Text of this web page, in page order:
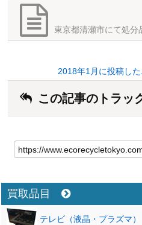
東京都清瀬市にて処分
2018年1月に投稿し
この記事のトラッ
買取品目
テレビ（液晶・プラズマ）